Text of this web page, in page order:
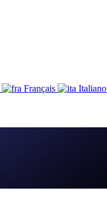
Français Italiano